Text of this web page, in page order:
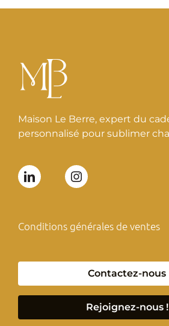
Maison Le Berre, expert du
personnalisé pour sublimer
Conditions générales de ventes
Contactez-nous
Rejoignez-nous !